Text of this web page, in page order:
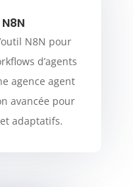
N8N pour
d’agents
agence agent
avancée pour
adaptatifs.